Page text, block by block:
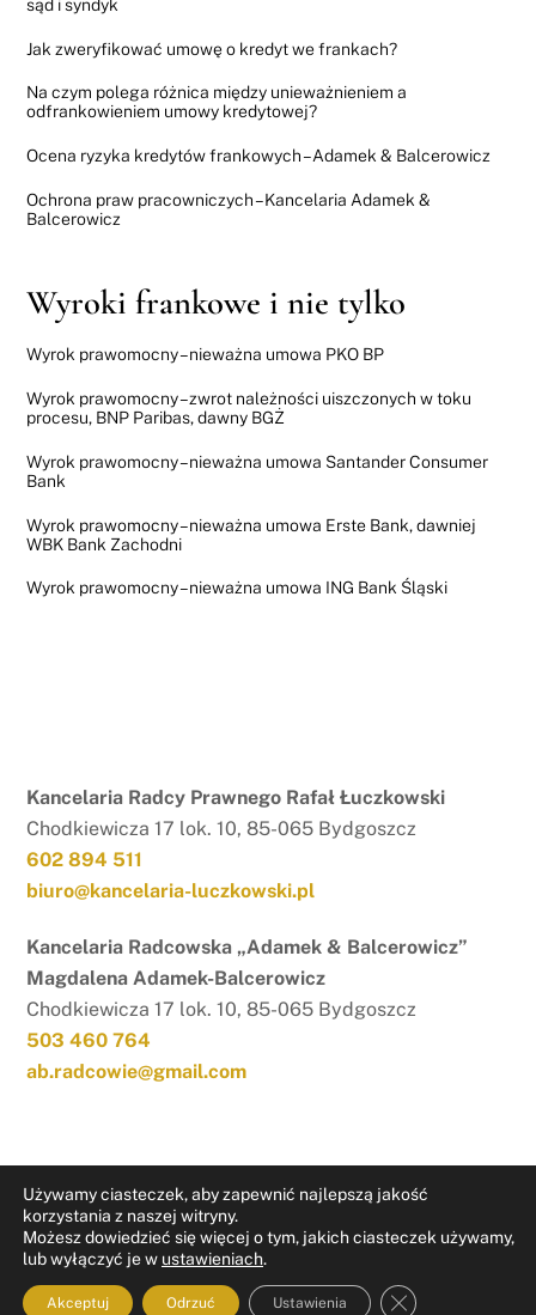
sąd i syndyk
Jak zweryfikować umowę o kredyt we frankach?
Na czym polega różnica między unieważnieniem a
odfrankowieniem umowy kredytowej?
Ocena ryzyka kredytów frankowych – Adamek & Balcerowicz
Ochrona praw pracowniczych – Kancelaria Adamek &
Balcerowicz
Wyroki frankowe i nie tylko
Wyrok prawomocny – nieważna umowa PKO BP
Wyrok prawomocny – zwrot należności uiszczonych w toku
procesu, BNP Paribas, dawny BGŻ
Wyrok prawomocny – nieważna umowa Santander Consumer
Bank
Wyrok prawomocny – nieważna umowa Erste Bank, dawniej
WBK Bank Zachodni
Wyrok prawomocny – nieważna umowa ING Bank Śląski
Kancelaria Radcy Prawnego Rafał Łuczkowski
Chodkiewicza 17 lok. 10, 85-065 Bydgoszcz
602 894 511
biuro@kancelaria-luczkowski.pl
Kancelaria Radcowska „Adamek & Balcerowicz”
Magdalena Adamek-Balcerowicz
Chodkiewicza 17 lok. 10, 85-065 Bydgoszcz
503 460 764
ab.radcowie@gmail.com
RODO Nota prawna
Używamy ciasteczek, aby zapewnić najlepszą jakość
korzystania z naszej witryny.
Możesz dowiedzieć się więcej o tym, jakich ciasteczek używamy,
lub wyłączyć je w ustawieniach.
Akceptuj Odrzuć Ustawienia ZAMKNIJ